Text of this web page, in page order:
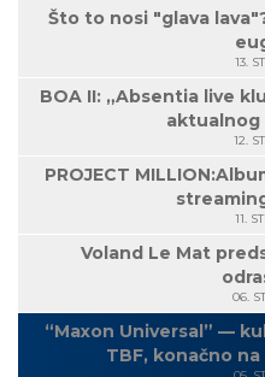
Što to nosi "glava
13.
BOA II: „Absentia live
aktualnog
12.
PROJECT
11.
Voland Le Mat
06.
“Maxon Universal” —
TBF, konačno